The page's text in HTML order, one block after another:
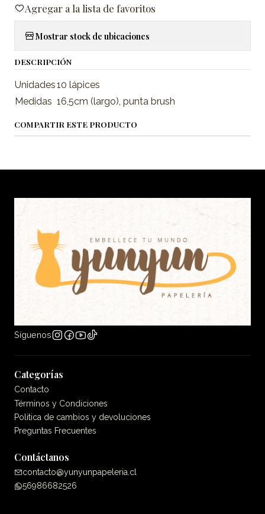
Agregar a la lista de favoritos
Mostrar stock de ubicaciones
DESCRIPCIÓN
Unidades10 lápices
Medidas 16,5cm (largo), punta brush
COMPARTIR ESTE PRODUCTO
Síguenos
Categorías
Contacto
Términos y Condiciones
Politica de cambios y devoluciones
Preguntas Frecuentes
Contáctanos
contacto@yunyunpapeleria.cl
56986682526